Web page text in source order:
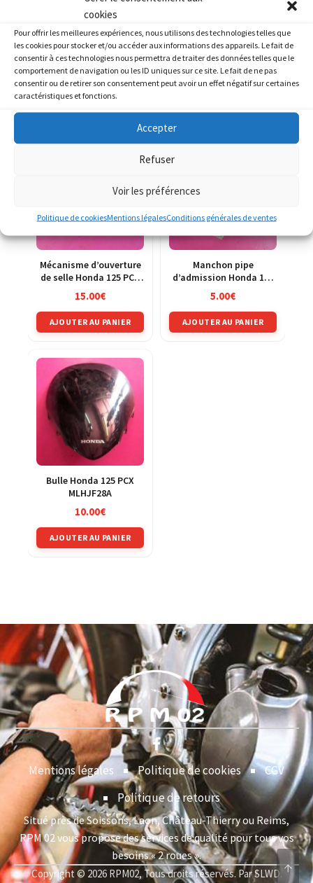
cookies
Pour offrir les meilleures expériences, nous utilisons des technologies telles que
les cookies pour stocker et/ou accéder aux informations des appareils. Le fait de
consentir à ces technologies nous permettra de traiter des données telles que le
comportement de navigation ou les ID uniques sur ce site. Le fait de ne pas
consentir ou de retirer son consentement peut avoir un effet négatif sur certaines
caractéristiques et fonctions.
Accepter
Refuser
Voir les préférences
Politique de cookiesMentions légalesConditions générales de ventes
HONDA,HONDA 750 VFR
PRODUITS SIMILAIRES
Mécanisme d’ouverture
de selle Honda 125 PCX
MLHJF28A
15.00€
AJOUTER AU PANIER
Manchon pipe
d’admission Honda 125
PCX MLHJF28A
5.00€
AJOUTER AU PANIER
Bulle Honda 125 PCX
MLHJF28A
10.00€
AJOUTER AU PANIER
Mentions légales Politique de cookies
CGV
Politique de retours
Situé près de Soissons, Laon, Château-Thierry ou Reims,
RPM 02 vous propose des services de qualité pour tous vos
besoins « 2 roues ».
Copyright © 2026 RPM02, Tous droits réservés. Par SLWD.↑